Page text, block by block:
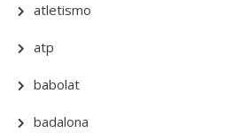
atletismo
atp
babolat
badalona